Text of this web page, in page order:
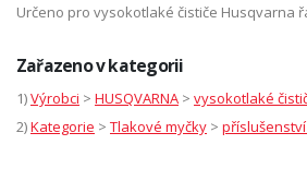
Určeno pro vysokotlaké čističe Husqvarna
Zařazeno v kategorii
1)Výrobci > HUSQVARNA > vysokotlaké
2)Kategorie > Tlakové myčky >